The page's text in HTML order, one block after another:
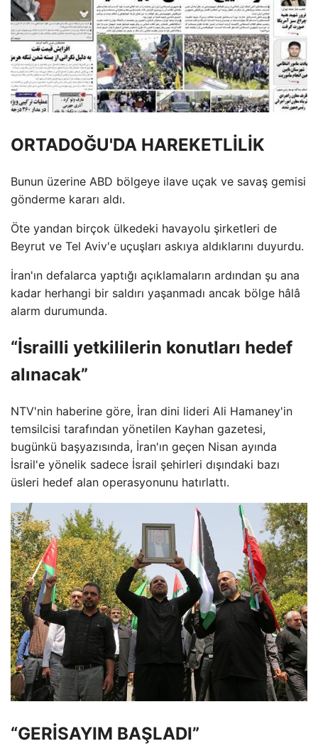
ORTADOĞU'DA HAREKETLİLİK
Bunun üzerine ABD bölgeye ilave uçak ve savaş gemisi
gönderme kararı aldı.
Öte yandan birçok ülkedeki havayolu şirketleri de
Beyrut ve Tel Aviv'e uçuşları askıya aldıklarını duyurdu.
İran'ın defalarca yaptığı açıklamaların ardından şu ana
kadar herhangi bir saldırı yaşanmadı ancak bölge hâlâ
alarm durumunda.
“İsrailli yetkililerin konutları hedef
alınacak”
NTV'nin haberine göre, İran dini lideri Ali Hamaney'in
temsilcisi tarafından yönetilen Kayhan gazetesi,
bugünkü başyazısında, İran'ın geçen Nisan ayında
İsrail'e yönelik sadece İsrail şehirleri dışındaki bazı
üsleri hedef alan operasyonunu hatırlattı.
“GERİSAYIM BAŞLADI”